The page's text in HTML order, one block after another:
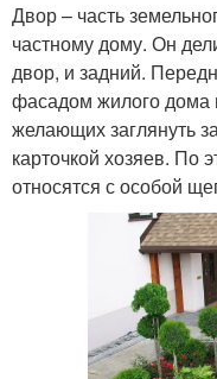
Двор – часть
частному дому. Он
двор, и задний.
фасадом жилого дома
желающих заглянуть
карточкой хозяев. По
относятся с особой